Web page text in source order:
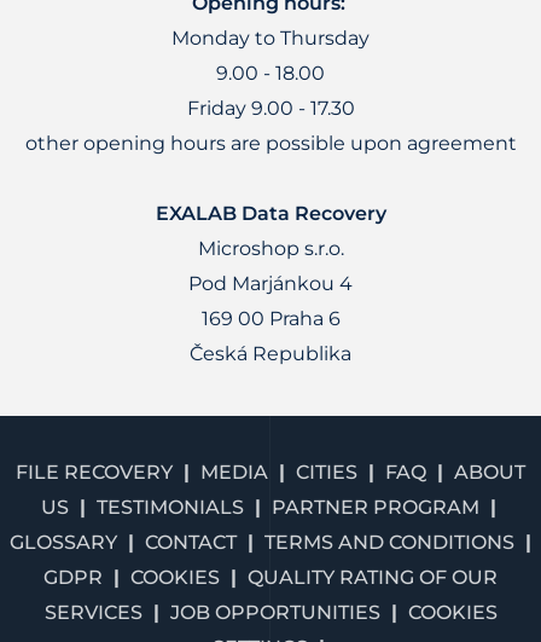
Monday to Thursday
9.00 - 18.00
Friday 9.00 - 17.30
other opening hours are possible upon agreement
EXALAB Data Recovery
Microshop s.r.o.
Pod Marjánkou 4
169 00 Praha 6
Česká Republika
FILE RECOVERY MEDIA CITIES FAQ
ABOUT
US
TESTIMONIALS
PARTNER PROGRAM
GLOSSARY
CONTACT
TERMS AND CONDITIONS
GDPR
COOKIES
QUALITY RATING OF OUR
SERVICES
JOB OPPORTUNITIES
COOKIES